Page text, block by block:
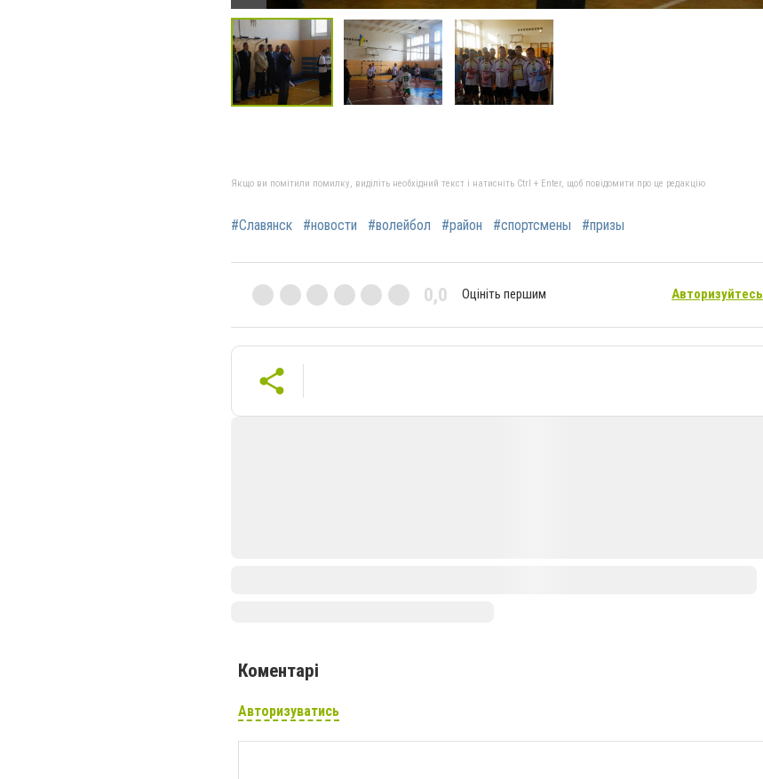
Якщо ви помітили помилку, виділіть необхідний текст і натисніть Ctrl + Enter, щоб повідомити про це редакцію
#Славянск #новости #волейбол #район #спортсмены #призы
0,0 Оцініть першим Авторизуйтесь
Коментарі
Авторизуватись